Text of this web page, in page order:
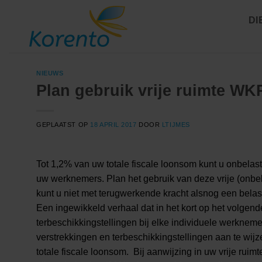
NIEUWS
Plan gebruik vrije ruimte
GEPLAATST OP 18 APRIL 2017 DOOR LTIJMES
Tot 1,2% van uw totale fiscale loonsom kunt u
uw werknemers. Plan het gebruik van deze vrije
kunt u niet met terugwerkende kracht alsnog een
Een ingewikkeld verhaal dat in het kort op het
terbeschikkingstellingen bij elke individuele
verstrekkingen en terbeschikkingstellingen aan te
totale fiscale loonsom. Bij aanwijzing in uw vrije